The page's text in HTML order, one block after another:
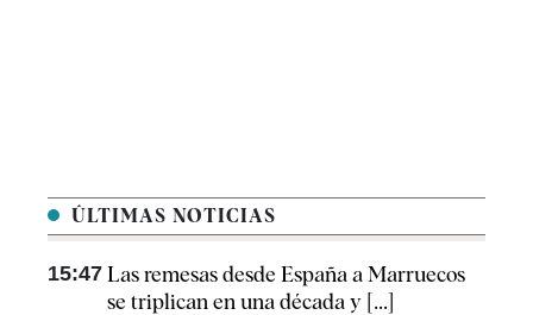
ÚLTIMAS NOTICIAS
15:47 Las remesas desde España a Marruecos
se triplican en una década y [...]